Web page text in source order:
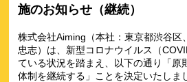
施のお知らせ（継続）
株式会社Aiming（本社：東京都渋谷区
忠志）は、新型コロナウイルス（
ている状況を踏まえ、以下の通り「原
体制を継続する」ことを決定いたしま